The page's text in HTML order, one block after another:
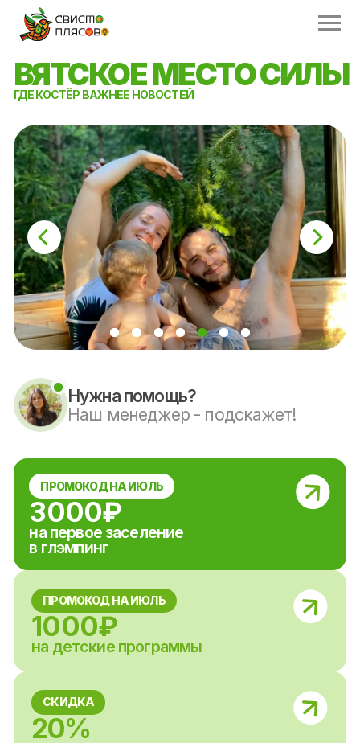
Нужна помощь?
Наш менеджер - подскажет!
ГДЕ КОСТЁР ВАЖНЕЕ НОВОСТЕЙ
ПРОМОКОД НА ИЮЛЬ
на первое заселение
в глэмпинг
ПРОМОКОД НА ИЮЛЬ
на детские программы
СКИДКА
20%
в день рождения
Ближайшие события
КОРПОРАТИВНЫЕ
ПРОГРАММЫ